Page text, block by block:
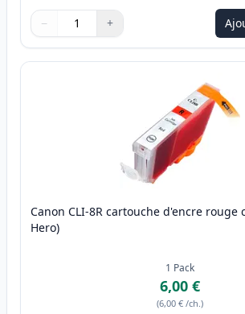
Quantité
Utilisez les boutons pour ajuster
− +
Quantité
Canon CLI-8R cartouche d'encre rouge
Hero)
1 Pack
6,00 €
(6,00 € /ch.)